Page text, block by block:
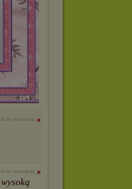
do usunięcia
do usunięcia